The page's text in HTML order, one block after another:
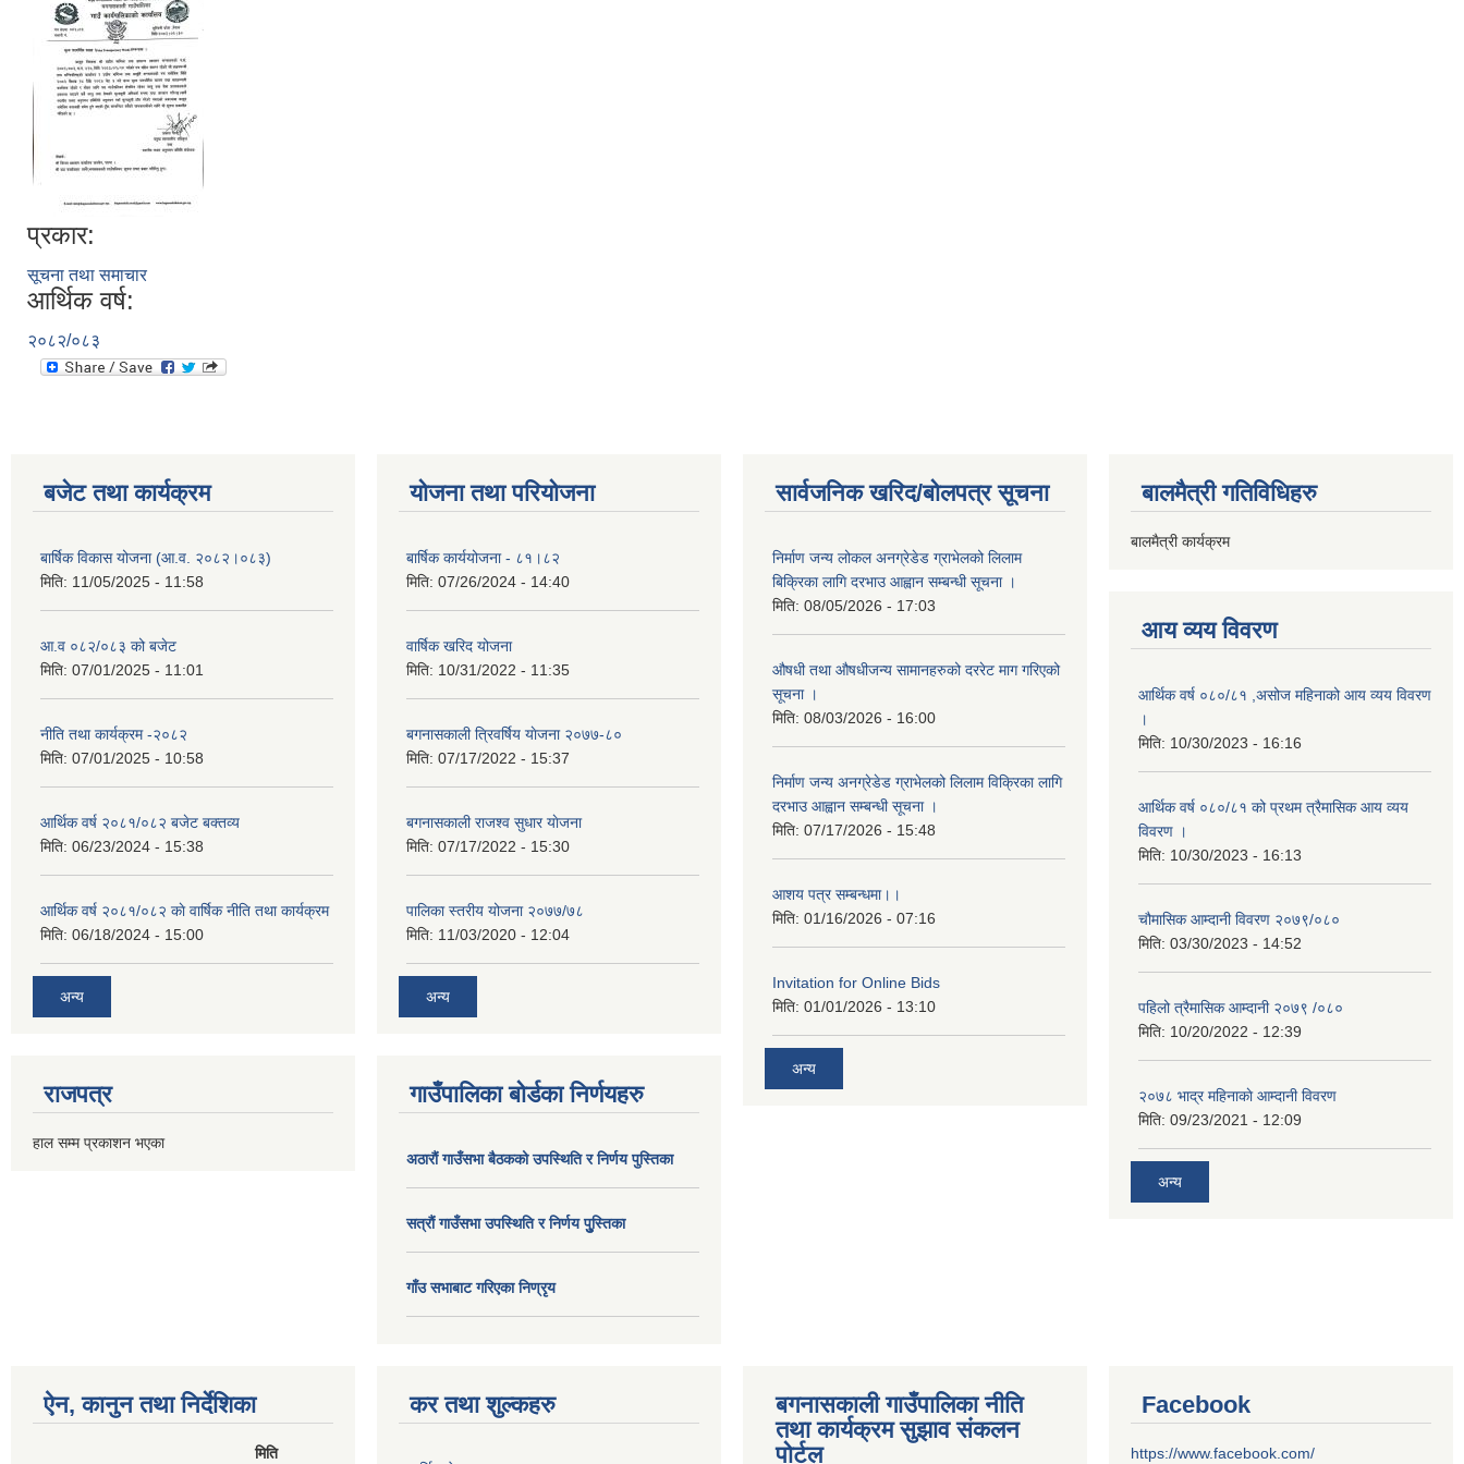
प्रकार:
सूचना तथा समाचार
आर्थिक वर्ष:
२०८२/०८३
बजेट तथा कार्यक्रम
बार्षिक विकास योजना (आ.व. २०८२।०८३)
मिति: 11/05/2025 - 11:58
आ.व ०८२/०८३ को बजेट
मिति: 07/01/2025 - 11:01
नीति तथा कार्यक्रम -२०८२
मिति: 07/01/2025 - 10:58
आर्थिक वर्ष २०८१/०८२ बजेट बक्तव्य
मिति: 06/23/2024 - 15:38
आर्थिक वर्ष २०८१/०८२ काे वार्षिक नीति तथा कार्यक्रम
मिति: 06/18/2024 - 15:00
अन्य
राजपत्र
हाल सम्म प्रकाशन भएका
योजना तथा परियोजना
बार्षिक कार्ययोजना - ८१।८२
मिति: 07/26/2024 - 14:40
वार्षिक खरिद योजना
मिति: 10/31/2022 - 11:35
बगनासकाली त्रिवर्षिय याेजना २०७७-८०
मिति: 07/17/2022 - 15:37
बगनासकाली राजश्व सुधार याेजना
मिति: 07/17/2022 - 15:30
पालिका स्तरीय योजना २०७७/७८
मिति: 11/03/2020 - 12:04
अन्य
गाउँपालिका बोर्डका निर्णयहरु
अठाराैं गाउँसभा बैठकको उपस्थिति र निर्णय पुस्तिका
सत्राैं गाउँसभा उपस्थिति र निर्णय पुु्स्तिका
गाँउ सभाबाट गरिएका निण्रृय
सार्वजनिक खरिद/बोलपत्र सूचना
निर्माण जन्य लोकल अनग्रेडेड ग्राभेलको लिलाम
बिक्रिका लागि दरभाउ आह्वान सम्बन्धी सूचना ।
मिति: 08/05/2026 - 17:03
औषधी तथा औषधीजन्य सामानहरुको दररेट माग गरिएको
सूचना ।
मिति: 08/03/2026 - 16:00
निर्माण जन्य अनग्रेडेड ग्राभेलको लिलाम विक्रिका लागि
दरभाउ आह्वान सम्बन्धी सूचना ।
मिति: 07/17/2026 - 15:48
आशय पत्र सम्बन्धमा।।
मिति: 01/16/2026 - 07:16
Invitation for Online Bids
मिति: 01/01/2026 - 13:10
अन्य
बालमैत्री गतिविधिहरु
बालमैत्री कार्यक्रम
आय व्यय विवरण
आर्थिक वर्ष ०८०/८१ ,असोज महिनाको आय व्यय विवरण
।
मिति: 10/30/2023 - 16:16
आर्थिक वर्ष ०८०/८१ को प्रथम त्रैमासिक आय व्यय
विवरण ।
मिति: 10/30/2023 - 16:13
चौमासिक आम्दानी विवरण २०७९/०८०
मिति: 03/30/2023 - 14:52
पहिलो त्रैमासिक आम्दानी २०७९ /०८०
मिति: 10/20/2022 - 12:39
२०७८ भाद्र महिनाकाे आम्दानी विवरण
मिति: 09/23/2021 - 12:09
अन्य
ऐन, कानुन तथा निर्देशिका
मिति
कर तथा शुल्कहरु
बगनासकाली गाउँपालिका नीति
तथा कार्यक्रम सुझाव संकलन
पोर्टल
Facebook
https://www.facebook.com/